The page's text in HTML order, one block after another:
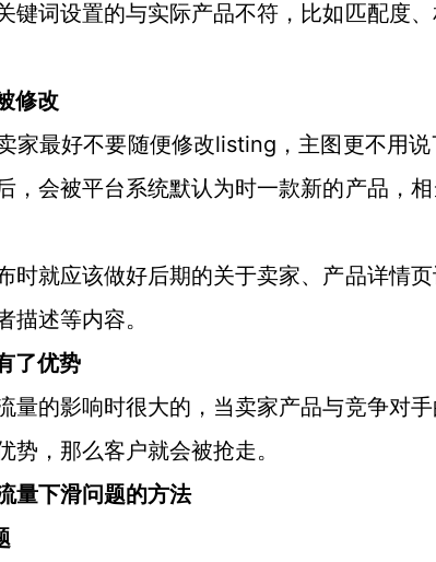
键词设置的与实际产品不符，比如匹配度
修改
家最好不要随便修改listing，主图更不用
，会被平台系统默认为时一款新的产品，
时就应该做好后期的关于卖家、产品详情
描述等内容。
了优势
量的影响时很大的，当卖家产品与竞争对
势，那么客户就会被抢走。
量下滑问题的方法